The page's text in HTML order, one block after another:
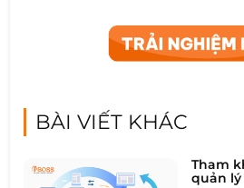
BÀI VIẾT KHÁC
Tham
quản